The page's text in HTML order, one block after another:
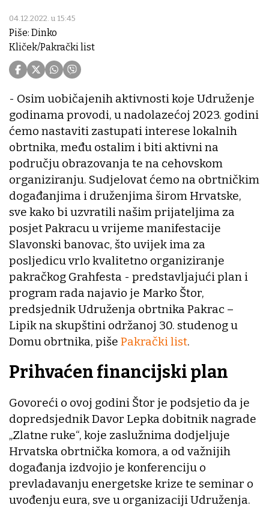
04.12.2022. u 15:45
Piše: Dinko
Kliček/Pakrački list
- Osim uobičajenih aktivnosti koje Udruženje
godinama provodi, u nadolazećoj 2023. godini
ćemo nastaviti zastupati interese lokalnih
obrtnika, među ostalim i biti aktivni na
području obrazovanja te na cehovskom
organiziranju. Sudjelovat ćemo na obrtničkim
događanjima i druženjima širom Hrvatske,
sve kako bi uzvratili našim prijateljima za
posjet Pakracu u vrijeme manifestacije
Slavonski banovac, što uvijek ima za
posljedicu vrlo kvalitetno organiziranje
pakračkog Grahfesta - predstavljajući plan i
program rada najavio je Marko Štor,
predsjednik Udruženja obrtnika Pakrac –
Lipik na skupštini održanoj 30. studenog u
Domu obrtnika, piše Pakrački list.
Prihvaćen financijski plan
Govoreći o ovoj godini Štor je podsjetio da je
dopredsjednik Davor Lepka dobitnik nagrade
„Zlatne ruke“, koje zaslužnima dodjeljuje
Hrvatska obrtnička komora, a od važnijih
događanja izdvojio je konferenciju o
prevladavanju energetske krize te seminar o
uvođenju eura, sve u organizaciji Udruženja.